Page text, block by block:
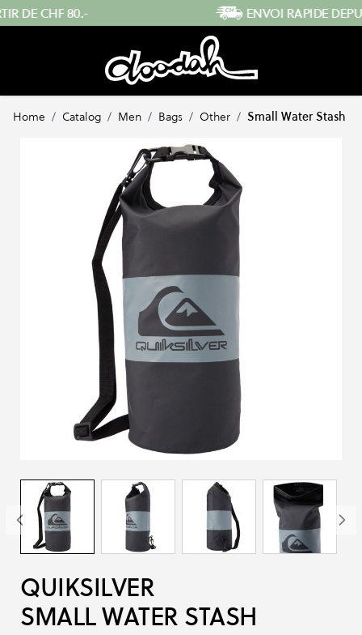
Skip to Content
ENVOI RAPIDE DEPUIS LA SUISSE
Home / Catalog / Men / Bags / Other / Small Water Stash
QUIKSILVER
SMALL WATER STASH